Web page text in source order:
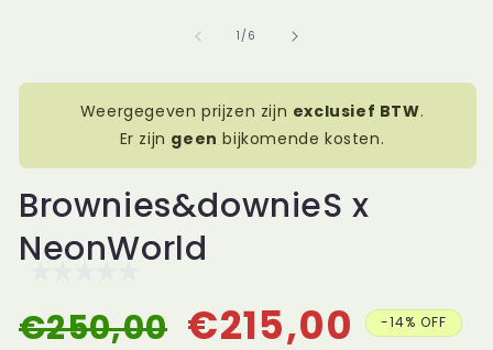
1 /van
6
Weergegeven prijzen zijn exclusief BTW.
Er zijn geen bijkomende kosten.
Brownies&downieS x
NeonWorld
Normale
€250,00 Aanbiedingsprijs
€215,00 -14% OFF